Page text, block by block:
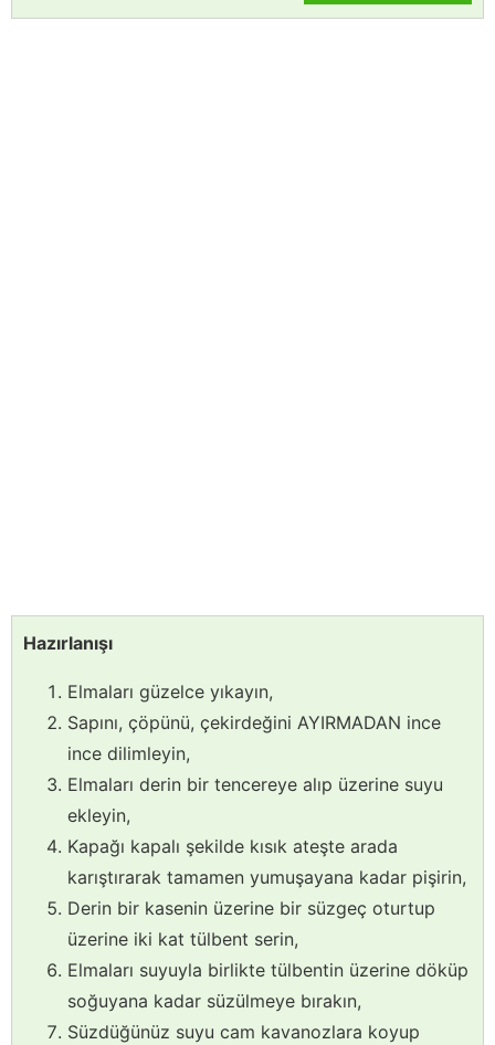
Hazırlanışı
Elmaları güzelce yıkayın,
Sapını, çöpünü, çekirdeğini AYIRMADAN ince
ince dilimleyin,
Elmaları derin bir tencereye alıp üzerine suyu
ekleyin,
Kapağı kapalı şekilde kısık ateşte arada
karıştırarak tamamen yumuşayana kadar pişirin,
Derin bir kasenin üzerine bir süzgeç oturtup
üzerine iki kat tülbent serin,
Elmaları suyuyla birlikte tülbentin üzerine döküp
soğuyana kadar süzülmeye bırakın,
Süzdüğünüz suyu cam kavanozlara koyup